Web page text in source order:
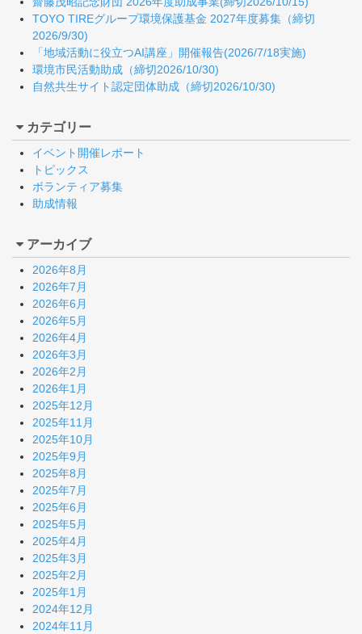
TOYO TIREグループ環境保護基金 2027年度募集（締切
2026/9/30)
「地域活動に役立つAI講座」開催報告(2026/7/18実施)
環境市民活動助成（締切2026/10/30)
自然共生サイト認定団体助成（締切2026/10/30)
カテゴリー
イベント開催レポート
トピックス
ボランティア募集
助成情報
アーカイブ
2026年8月
2026年7月
2026年6月
2026年5月
2026年4月
2026年3月
2026年2月
2026年1月
2025年12月
2025年11月
2025年10月
2025年9月
2025年8月
2025年7月
2025年6月
2025年5月
2025年4月
2025年3月
2025年2月
2025年1月
2024年12月
2024年11月